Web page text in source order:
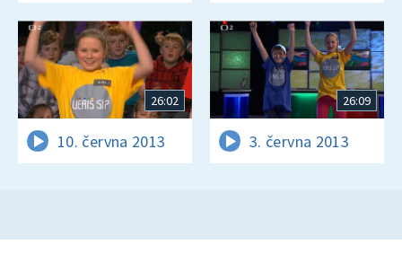
26:02
10. června 2013
26:09
3. června 2013